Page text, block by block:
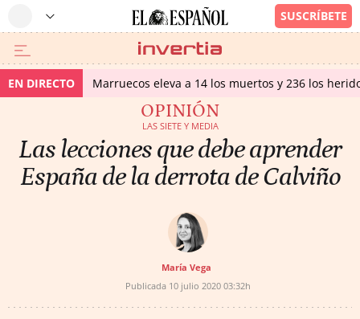
EN DIRECTO Marruecos eleva a 14 los muertos y 236 los
OPINIÓN
LAS SIETE Y MEDIA
Las lecciones que debe aprender
España de la derrota de Calviño
María Vega
Publicada 10 julio 2020 03:32h